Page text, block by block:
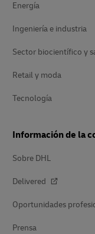
Energía
Ingeniería e industria
Sector biocientífico y
Retail y moda
Tecnología
Información de la
Sobre DHL
Delivered
Oportunidades
Prensa